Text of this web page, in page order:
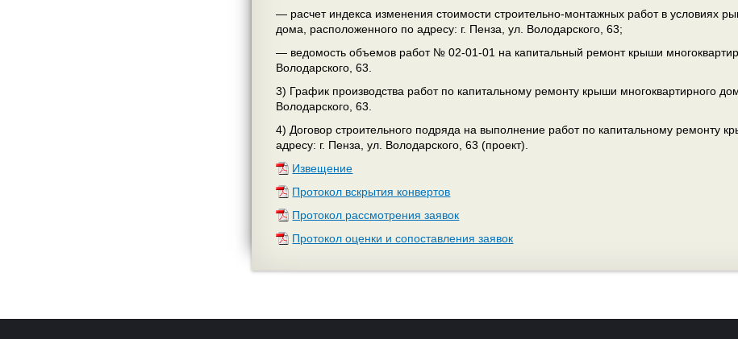
— расчет индекса изменения стоимости строительно-монтажных работ в условиях
дома, расположенного по адресу: г. Пенза, ул. Володарского, 63;
— ведомость объемов работ № 02-01-01 на капитальный ремонт крыши
Володарского, 63.
3) График производства работ по капитальному ремонту крыши многоквартирного
Володарского, 63.
4) Договор строительного подряда на выполнение работ по капитальному ремонту
адресу: г. Пенза, ул. Володарского, 63 (проект).
Извещение
Протокол вскрытия конвертов
Протокол рассмотрения заявок
Протокол оценки и сопоставления заявок